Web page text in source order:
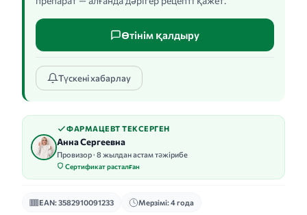
Өтінім қалдыру
Түскені хабарлау
ФАРМАЦЕВТ ТЕКСЕРГЕН
Анна Сергеевна
Провизор · 8 жылдан астам тәжірибе
Сертификат расталған
EAN: 3582910091233 Мерзімі: 4 года